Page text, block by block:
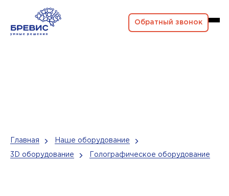
Обратный звонок
Главная Наше оборудование
3D оборудование Голографическое оборудование